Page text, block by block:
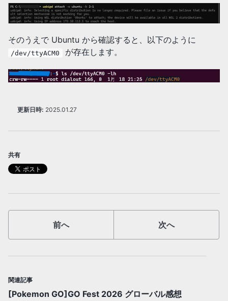
そのうえで Ubuntu から確認すると、以下のように
/dev/ttyACM0 が存在します。
更新日時: 2025.01.27
共有
前へ 次へ
関連記事
[Pokemon GO]GO Fest 2026 グローバル感想